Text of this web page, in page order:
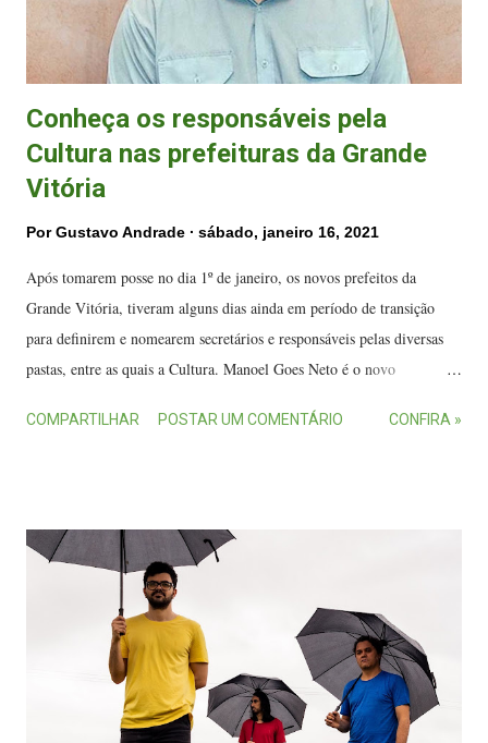
Conheça os responsáveis pela
Cultura nas prefeituras da Grande
Vitória
PorGustavo Andrade sábado, janeiro 16, 2021
Após tomarem posse no dia 1º de janeiro, os novos prefeitos da
Grande Vitória, tiveram alguns dias ainda em período de transição
para definirem e nomearem secretários e responsáveis pelas diversas
pastas, entre as quais a Cultura. Manoel Goes Neto é o novo
Velha, antes mesmo da posse do prefeito Arnaldinho Borgo
Fonseca Júnior, que foi secretário de Estado de Turismo no governo
Paulo Hartung, tendo como subsecretario de Cultura Manoel Goes
Neto , que é escritor, gestor cultural e ex-presidente do Instituto
Histórico e Geográfico de Vila Velha (IHGVV), responsável pela Casa
da Memória, que funciona na Prainha. Artistas e produtores culturais
fizeram um abaixo-assinado contra a extinção da secretaria exclusiva
COMPARTILHAR POSTAR UM COMENTÁRIO CONFIRA »